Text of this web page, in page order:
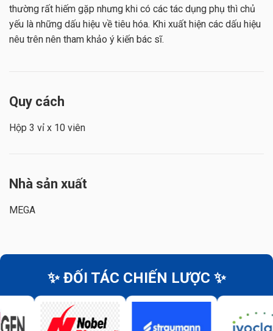
thường rất hiếm gặp nhưng khi có các tác dụng phụ thì chủ
yếu là những dấu hiệu về tiêu hóa. Khi xuất hiện các dấu hiệu
nêu trên nên tham khảo ý kiến bác sĩ.
Quy cách
Hộp 3 vỉ x 10 viên
Nhà sản xuất
MEGA
✨ ĐỐI TÁC CHIẾN LƯỢC ✨